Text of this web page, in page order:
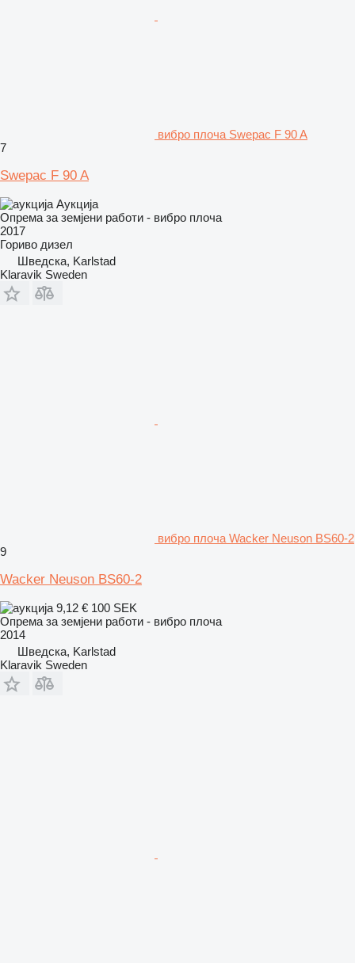
вибро плоча Swepac F 90 A
7
Swepac F 90 A
Аукција
Опрема за земјени работи - вибро плоча
2017
Гориво дизел
Шведска, Karlstad
Klaravik Sweden
вибро плоча Wacker Neuson BS60-2
9
Wacker Neuson BS60-2
9,12 € 100 SEK
Опрема за земјени работи - вибро плоча
2014
Шведска, Karlstad
Klaravik Sweden